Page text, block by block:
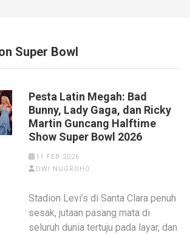
Super Bowl
Pesta Latin Megah: Bad
Bunny, Lady Gaga, dan Ricky
Martin Guncang Halftime
Show Super Bowl 2026
11 FEB 2026
DWI NUGROHO
Stadion Levi’s di Santa Clara penuh
sesak, jutaan pasang mata di
seluruh dunia tertuju pada layar, dan